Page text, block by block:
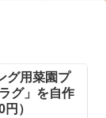
グ用菜園プ
グ」を自作
）